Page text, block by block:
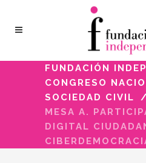
FUNDACIÓN
CONGRESO
SOCIEDAD CIVIL
/
MESA A.
DIGITAL